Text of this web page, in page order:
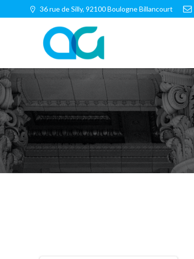
au
36 rue de Silly, 92100 Boulogne Billancourt